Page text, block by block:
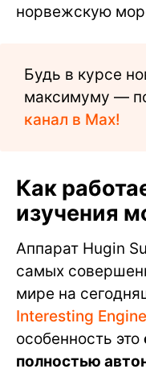
норвежскую
Будь в курсе
максимуму —
канал в Max!
Как
изучения
Аппарат Hugin
самых
мире на
Interesting
особенность это
полностью